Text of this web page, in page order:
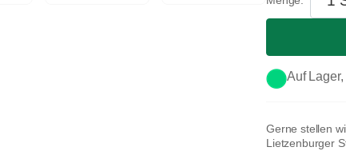
Gerne stellen
Lietzenburger
Auf